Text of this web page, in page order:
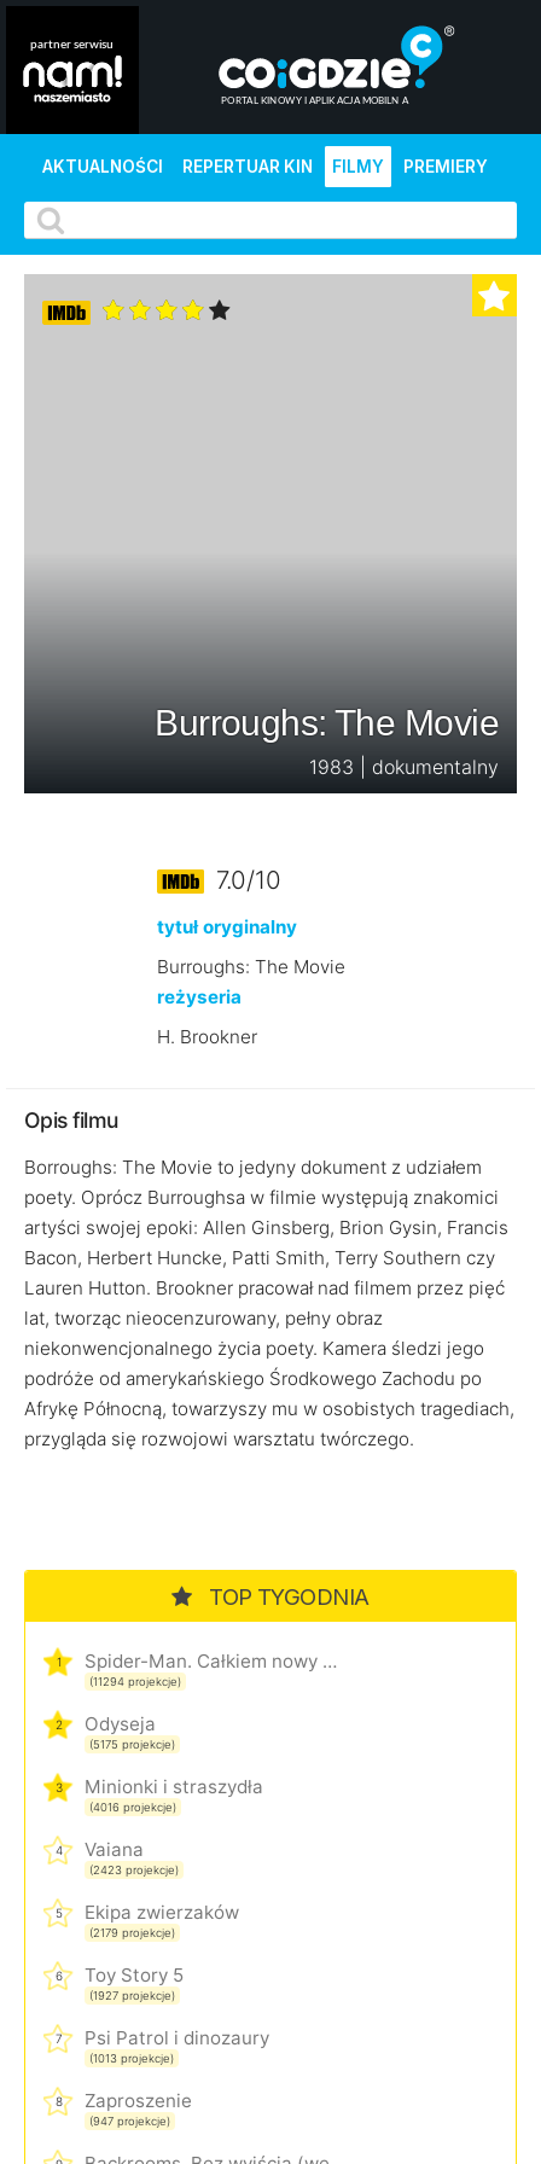
AKTUALNOŚCI REPERTUAR KIN FILMY PREMIERY
Burroughs: The Movie
1983 | dokumentalny
7.0/10
tytuł oryginalny
Burroughs: The Movie
reżyseria
H. Brookner
Opis filmu
Borroughs: The Movie to jedyny dokument z udziałem
poety. Oprócz Burroughsa w filmie występują znakomici
artyści swojej epoki: Allen Ginsberg, Brion Gysin, Francis
Bacon, Herbert Huncke, Patti Smith, Terry Southern czy
Lauren Hutton. Brookner pracował nad filmem przez pięć
lat, tworząc nieocenzurowany, pełny obraz
niekonwencjonalnego życia poety. Kamera śledzi jego
podróże od amerykańskiego Środkowego Zachodu po
Afrykę Północną, towarzyszy mu w osobistych tragediach,
przygląda się rozwojowi warsztatu twórczego.
TOP TYGODNIA
1 Spider-Man. Całkiem nowy dzień
(11294 projekcje)
2 Odyseja
(5175 projekcje)
3 Minionki i straszydła
(4016 projekcje)
4 Vaiana
(2423 projekcje)
5 Ekipa zwierzaków
(2179 projekcje)
6 Toy Story 5
(1927 projekcje)
7 Psi Patrol i dinozaury
(1013 projekcje)
8 Zaproszenie
(947 projekcje)